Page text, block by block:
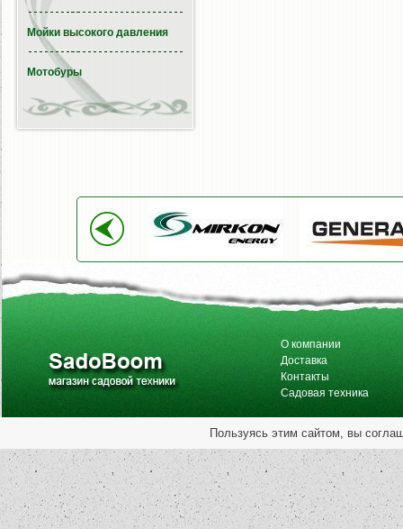
Мойки высокого давления
Мотобуры
О компании
Доставка
Контакты
Садовая техника
Пользуясь этим сайтом, вы